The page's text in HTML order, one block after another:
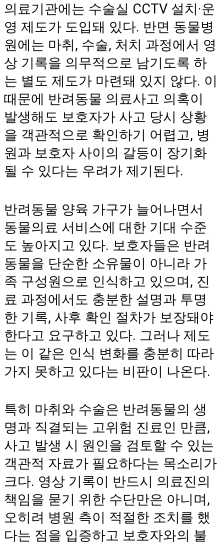
의료기관에는 수술실 CCTV 설치·운
영 제도가 도입돼 있다. 반면 동물병
원에는 마취, 수술, 처치 과정에서 영
상 기록을 의무적으로 남기도록 하
는 별도 제도가 마련돼 있지 않다. 이
때문에 반려동물 의료사고 의혹이
발생해도 보호자가 사고 당시 상황
을 객관적으로 확인하기 어렵고, 병
원과 보호자 사이의 갈등이 장기화
될 수 있다는 우려가 제기된다.
반려동물 양육 가구가 늘어나면서
동물의료 서비스에 대한 기대 수준
도 높아지고 있다. 보호자들은 반려
동물을 단순한 소유물이 아니라 가
족 구성원으로 인식하고 있으며, 진
료 과정에서도 충분한 설명과 투명
한 기록, 사후 확인 절차가 보장돼야
한다고 요구하고 있다. 그러나 제도
는 이 같은 인식 변화를 충분히 따라
가지 못하고 있다는 비판이 나온다.
특히 마취와 수술은 반려동물의 생
명과 직결되는 고위험 진료인 만큼,
사고 발생 시 원인을 검토할 수 있는
객관적 자료가 필요하다는 목소리가
크다. 영상 기록이 반드시 의료진의
책임을 묻기 위한 수단만은 아니며,
오히려 병원 측이 적절한 조치를 했
다는 점을 입증하고 보호자와의 불